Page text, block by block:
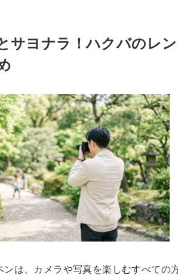
サヨナラ！ハクバのレ
ンは、カメラや写真を楽しむすべての